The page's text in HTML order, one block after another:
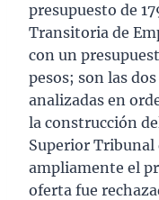
presupuesto de
Transitoria de
con un
pesos; son las
analizadas en
la construcción
Superior Tribunal
ampliamente el
oferta fue